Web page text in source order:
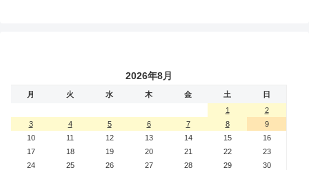
2026年8月
月 火 水 木 金 土
日
1
2
3
4 5 6 7 8
9
10
11 12 13 14 15
16
17
18 19 20 21 22
23
24
25 26 27 28 29
30